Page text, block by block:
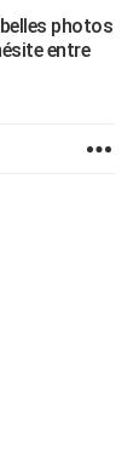
photos
entre